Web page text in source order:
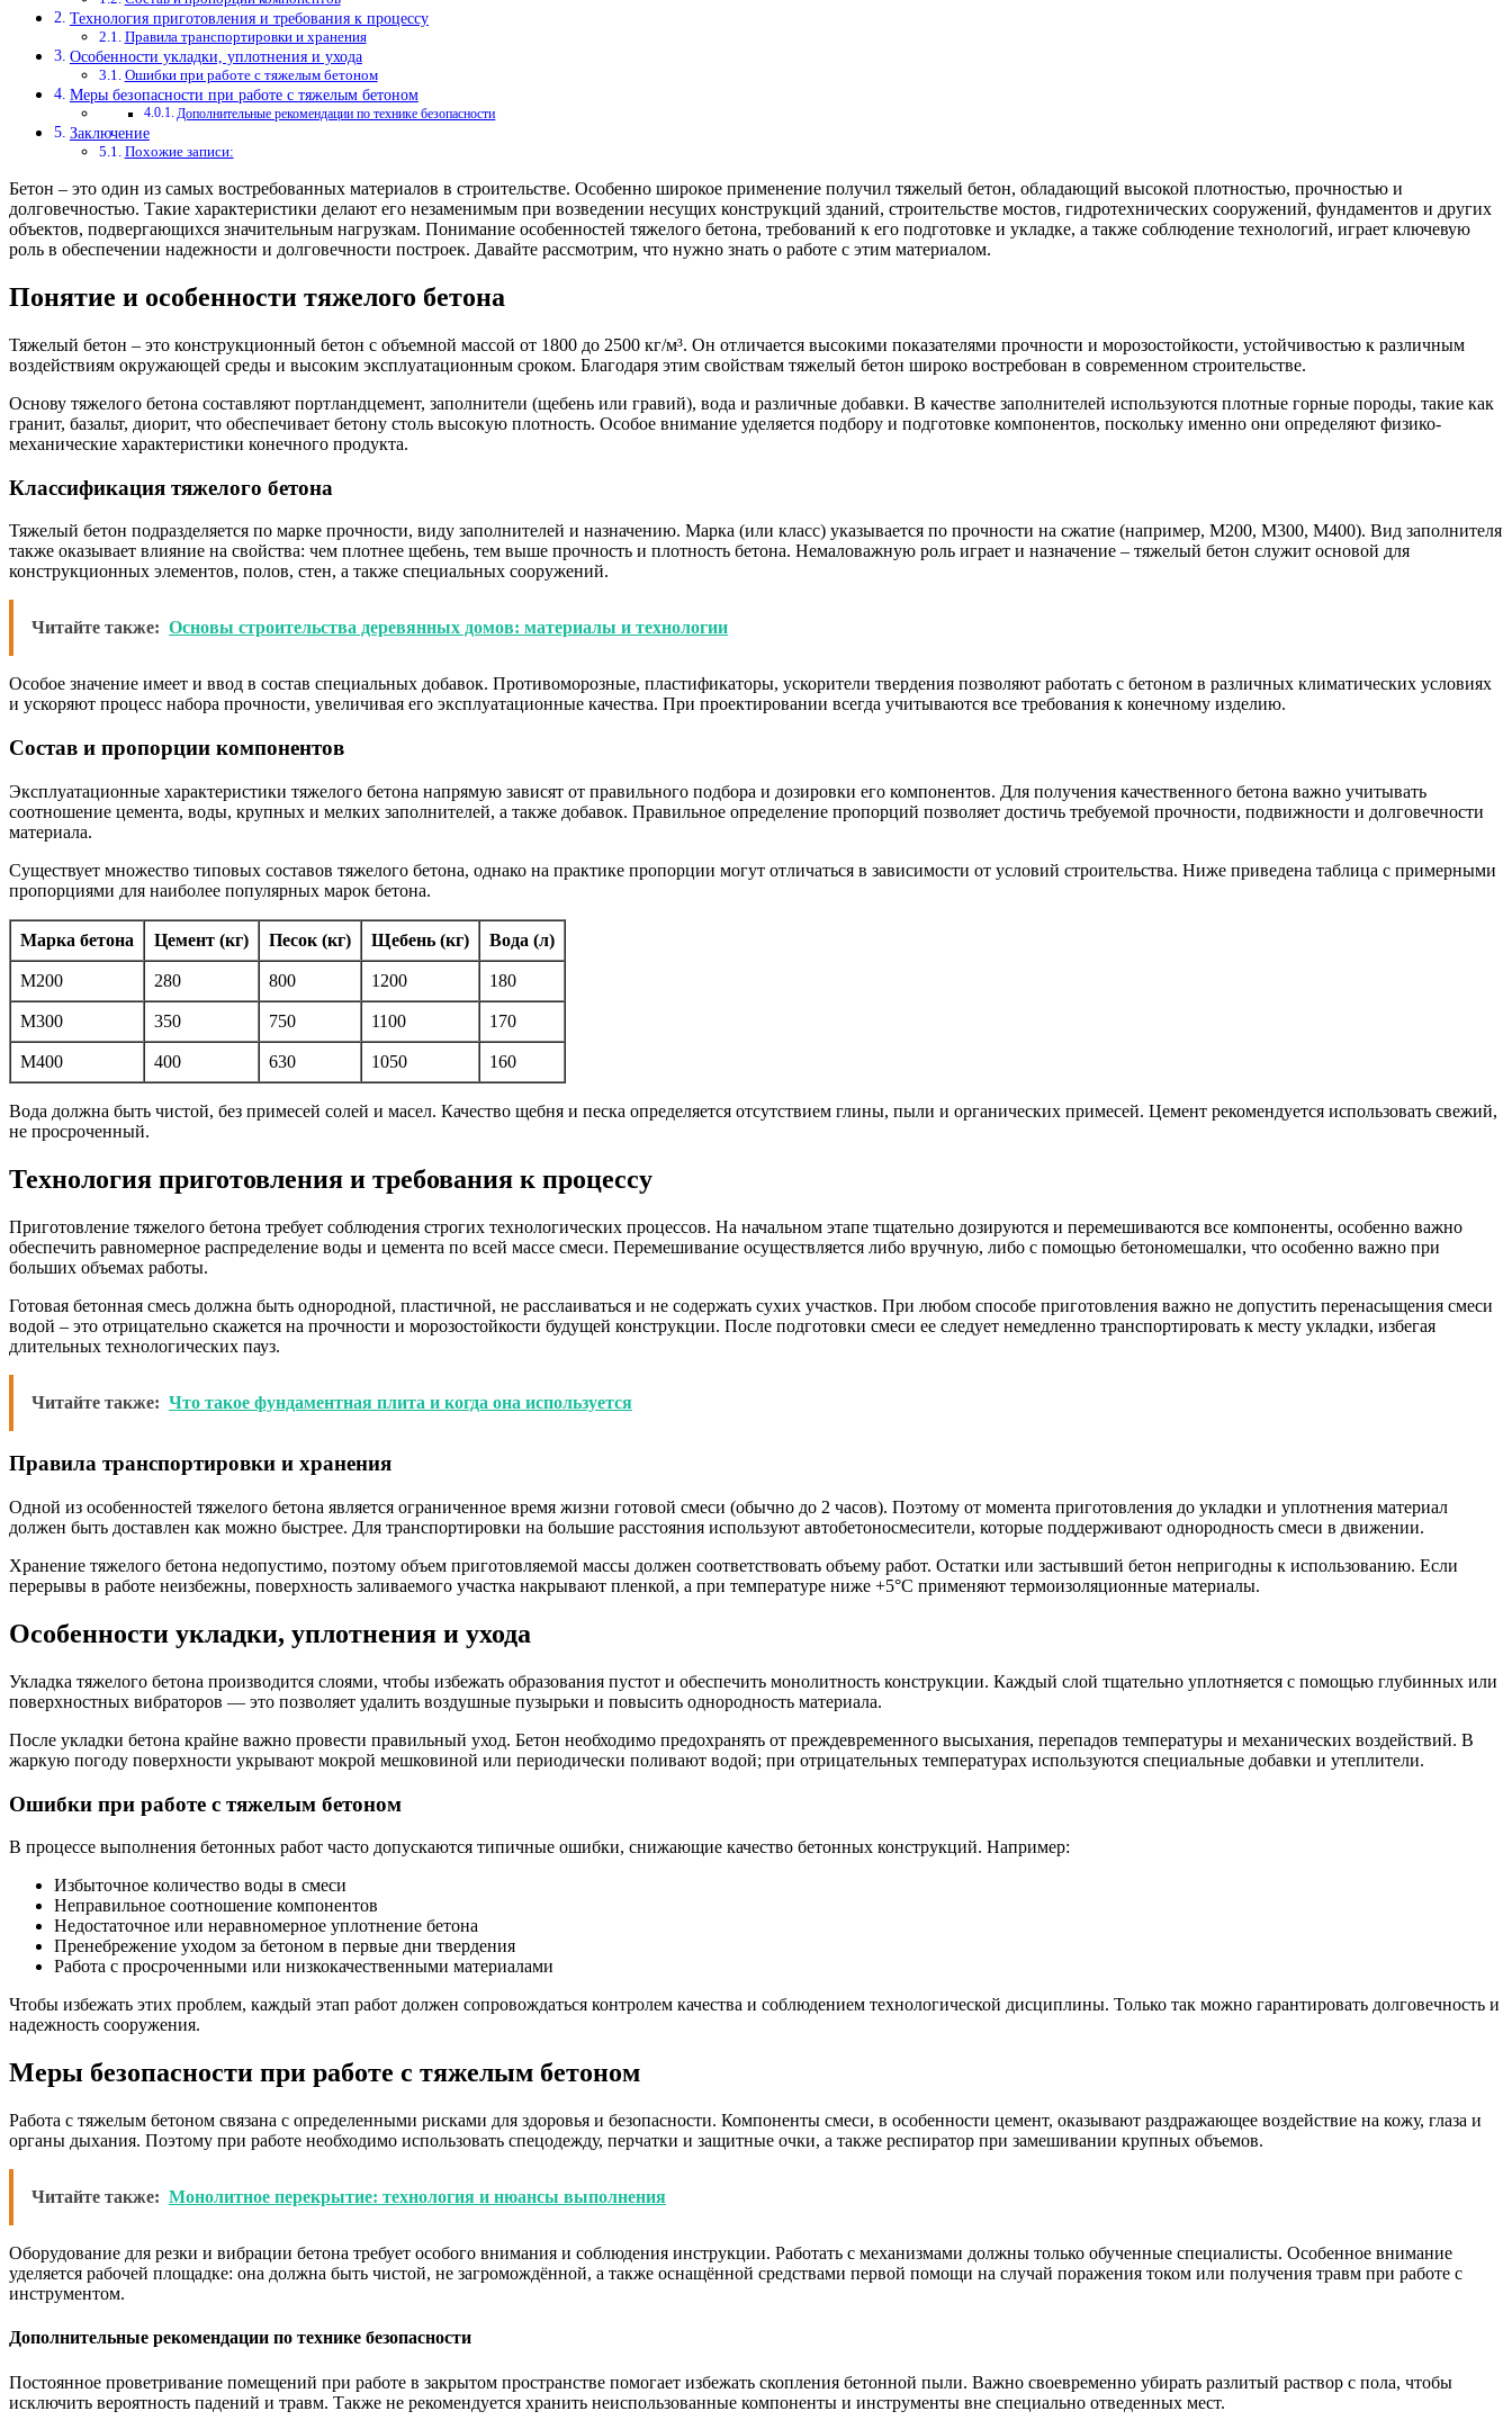
Технология приготовления и требования к процессу
Правила транспортировки и хранения
Особенности укладки, уплотнения и ухода
Ошибки при работе с тяжелым бетоном
Меры безопасности при работе с тяжелым бетоном
Дополнительные рекомендации по технике безопасности
Заключение
Похожие записи:
Бетон – это один из самых востребованных материалов в строительстве. Особенно широкое применение получил тяжелый бетон, обладающий высокой плотностью, прочностью и
долговечностью. Такие характеристики делают его незаменимым при возведении несущих конструкций зданий, строительстве мостов, гидротехнических сооружений, фундаментов и других
объектов, подвергающихся значительным нагрузкам. Понимание особенностей тяжелого бетона, требований к его подготовке и укладке, а также соблюдение технологий, играет ключевую
роль в обеспечении надежности и долговечности построек. Давайте рассмотрим, что нужно знать о работе с этим материалом.
Понятие и особенности тяжелого бетона
Тяжелый бетон – это конструкционный бетон с объемной массой от 1800 до 2500 кг/м³. Он отличается высокими показателями прочности и морозостойкости, устойчивостью к различным
воздействиям окружающей среды и высоким эксплуатационным сроком. Благодаря этим свойствам тяжелый бетон широко востребован в современном строительстве.
Основу тяжелого бетона составляют портландцемент, заполнители (щебень или гравий), вода и различные добавки. В качестве заполнителей используются плотные горные породы, такие как
гранит, базальт, диорит, что обеспечивает бетону столь высокую плотность. Особое внимание уделяется подбору и подготовке компонентов, поскольку именно они определяют физико-
механические характеристики конечного продукта.
Классификация тяжелого бетона
Тяжелый бетон подразделяется по марке прочности, виду заполнителей и назначению. Марка (или класс) указывается по прочности на сжатие (например, М200, М300, М400). Вид заполнителя
также оказывает влияние на свойства: чем плотнее щебень, тем выше прочность и плотность бетона. Немаловажную роль играет и назначение – тяжелый бетон служит основой для
конструкционных элементов, полов, стен, а также специальных сооружений.
Читайте также: Основы строительства деревянных домов: материалы и технологии
Особое значение имеет и ввод в состав специальных добавок. Противоморозные, пластификаторы, ускорители твердения позволяют работать с бетоном в различных климатических условиях
и ускоряют процесс набора прочности, увеличивая его эксплуатационные качества. При проектировании всегда учитываются все требования к конечному изделию.
Состав и пропорции компонентов
Эксплуатационные характеристики тяжелого бетона напрямую зависят от правильного подбора и дозировки его компонентов. Для получения качественного бетона важно учитывать
соотношение цемента, воды, крупных и мелких заполнителей, а также добавок. Правильное определение пропорций позволяет достичь требуемой прочности, подвижности и долговечности
материала.
Существует множество типовых составов тяжелого бетона, однако на практике пропорции могут отличаться в зависимости от условий строительства. Ниже приведена таблица с примерными
пропорциями для наиболее популярных марок бетона.
Марка бетона Цемент (кг) Песок (кг) Щебень (кг) Вода (л)
М200 280 800 1200 180
М300 350 750 1100 170
М400 400 630 1050 160
Вода должна быть чистой, без примесей солей и масел. Качество щебня и песка определяется отсутствием глины, пыли и органических примесей. Цемент рекомендуется использовать свежий,
не просроченный.
Технология приготовления и требования к процессу
Приготовление тяжелого бетона требует соблюдения строгих технологических процессов. На начальном этапе тщательно дозируются и перемешиваются все компоненты, особенно важно
обеспечить равномерное распределение воды и цемента по всей массе смеси. Перемешивание осуществляется либо вручную, либо с помощью бетономешалки, что особенно важно при
больших объемах работы.
Готовая бетонная смесь должна быть однородной, пластичной, не расслаиваться и не содержать сухих участков. При любом способе приготовления важно не допустить перенасыщения смеси
водой – это отрицательно скажется на прочности и морозостойкости будущей конструкции. После подготовки смеси ее следует немедленно транспортировать к месту укладки, избегая
длительных технологических пауз.
Читайте также: Что такое фундаментная плита и когда она используется
Правила транспортировки и хранения
Одной из особенностей тяжелого бетона является ограниченное время жизни готовой смеси (обычно до 2 часов). Поэтому от момента приготовления до укладки и уплотнения материал
должен быть доставлен как можно быстрее. Для транспортировки на большие расстояния используют автобетоносмесители, которые поддерживают однородность смеси в движении.
Хранение тяжелого бетона недопустимо, поэтому объем приготовляемой массы должен соответствовать объему работ. Остатки или застывший бетон непригодны к использованию. Если
перерывы в работе неизбежны, поверхность заливаемого участка накрывают пленкой, а при температуре ниже +5°C применяют термоизоляционные материалы.
Особенности укладки, уплотнения и ухода
Укладка тяжелого бетона производится слоями, чтобы избежать образования пустот и обеспечить монолитность конструкции. Каждый слой тщательно уплотняется с помощью глубинных или
поверхностных вибраторов — это позволяет удалить воздушные пузырьки и повысить однородность материала.
После укладки бетона крайне важно провести правильный уход. Бетон необходимо предохранять от преждевременного высыхания, перепадов температуры и механических воздействий. В
жаркую погоду поверхности укрывают мокрой мешковиной или периодически поливают водой; при отрицательных температурах используются специальные добавки и утеплители.
Ошибки при работе с тяжелым бетоном
В процессе выполнения бетонных работ часто допускаются типичные ошибки, снижающие качество бетонных конструкций. Например:
Избыточное количество воды в смеси
Неправильное соотношение компонентов
Недостаточное или неравномерное уплотнение бетона
Пренебрежение уходом за бетоном в первые дни твердения
Работа с просроченными или низкокачественными материалами
Чтобы избежать этих проблем, каждый этап работ должен сопровождаться контролем качества и соблюдением технологической дисциплины. Только так можно гарантировать долговечность и
надежность сооружения.
Меры безопасности при работе с тяжелым бетоном
Работа с тяжелым бетоном связана с определенными рисками для здоровья и безопасности. Компоненты смеси, в особенности цемент, оказывают раздражающее воздействие на кожу, глаза и
органы дыхания. Поэтому при работе необходимо использовать спецодежду, перчатки и защитные очки, а также респиратор при замешивании крупных объемов.
Читайте также: Монолитное перекрытие: технология и нюансы выполнения
Оборудование для резки и вибрации бетона требует особого внимания и соблюдения инструкции. Работать с механизмами должны только обученные специалисты. Особенное внимание
уделяется рабочей площадке: она должна быть чистой, не загромождённой, а также оснащённой средствами первой помощи на случай поражения током или получения травм при работе с
инструментом.
Дополнительные рекомендации по технике безопасности
Постоянное проветривание помещений при работе в закрытом пространстве помогает избежать скопления бетонной пыли. Важно своевременно убирать разлитый раствор с пола, чтобы
исключить вероятность падений и травм. Также не рекомендуется хранить неиспользованные компоненты и инструменты вне специально отведенных мест.